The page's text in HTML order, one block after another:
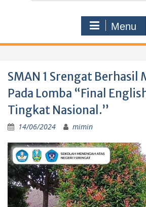
Menu
SMAN 1 Srengat Berhasil
Pada Lomba “Final
Tingkat Nasional.”
14/06/2024 mimin